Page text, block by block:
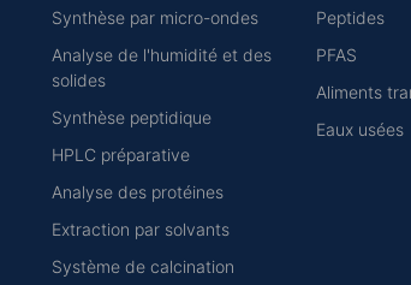
Synthèse par micro-ondes
Analyse de l'humidité et des
solides
Synthèse peptidique
HPLC préparative
Analyse des protéines
Extraction par solvants
Système de calcination
Peptides
PFAS
Aliments
Eaux usées